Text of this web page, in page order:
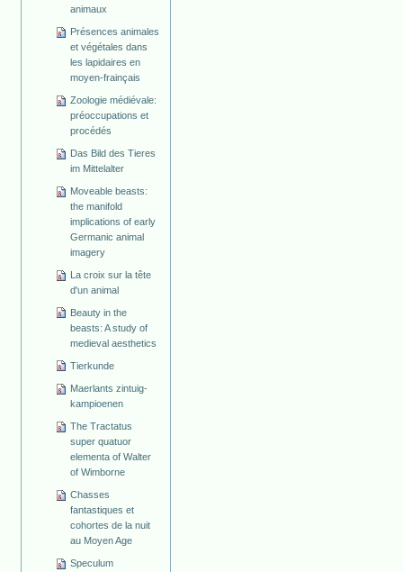
animaux
Présences animales
et végétales dans
les lapidaires en
moyen-frainçais
Zoologie médiévale:
préoccupations et
procédés
Das Bild des Tieres
im Mittelalter
Moveable beasts:
the manifold
implications of early
Germanic animal
imagery
La croix sur la tête
d'un animal
Beauty in the
beasts: A study of
medieval aesthetics
Tierkunde
Maerlants zintuig-
kampioenen
The Tractatus
super quatuor
elementa of Walter
of Wimborne
Chasses
fantastiques et
cohortes de la nuit
au Moyen Age
Speculum